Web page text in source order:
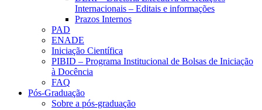
Internacionais – Editais e informações
Prazos Internos
PAD
ENADE
Iniciação Científica
PIBID – Programa Institucional de Bolsas de Iniciação
à Docência
FAQ
Pós-Graduação
Sobre a pós-graduação